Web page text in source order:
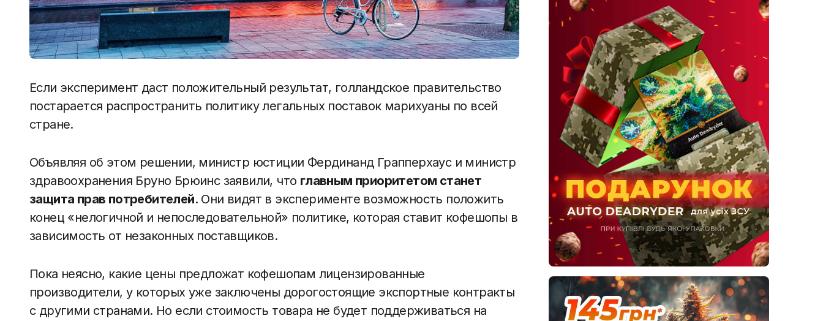
Если эксперимент даст положительный результат, голландское правительство
постарается распространить политику легальных поставок марихуаны по всей
стране.
Объявляя об этом решении, министр юстиции Фердинанд Грапперхаус и министр
здравоохранения Бруно Брюинс заявили, что главным приоритетом станет
защита прав потребителей. Они видят в эксперименте возможность положить
конец «нелогичной и непоследовательной» политике, которая ставит кофешопы в
зависимость от незаконных поставщиков.
Пока неясно, какие цены предложат кофешопам лицензированные
производители, у которых уже заключены дорогостоящие экспортные контракты
с другими странами. Но если стоимость товара не будет поддерживаться на